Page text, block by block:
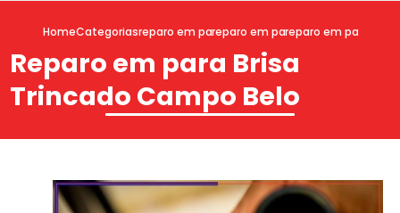
HomeCategoriasreparo em para brisasreparo em para brisa trincado
reparo em para
Reparo em para Brisa
Trincado Campo Belo